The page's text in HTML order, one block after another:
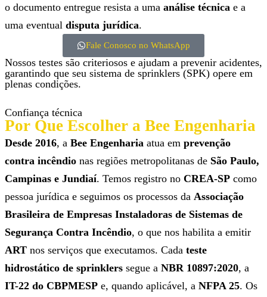
o documento entregue resista a uma análise técnica e a
uma eventual disputa jurídica.
Fale Conosco no WhatsApp
Nossos testes são criteriosos e ajudam a prevenir acidentes,
garantindo que seu sistema de sprinklers (SPK) opere em
plenas condições.
Confiança técnica
Por Que Escolher a Bee Engenharia
Desde 2016, a Bee Engenharia atua em prevenção
contra incêndio nas regiões metropolitanas de São Paulo,
Campinas e Jundiaí. Temos registro no CREA-SP como
pessoa jurídica e seguimos os processos da Associação
Brasileira de Empresas Instaladoras de Sistemas de
Segurança Contra Incêndio, o que nos habilita a emitir
ART nos serviços que executamos. Cada teste
hidrostático de sprinklers segue a NBR 10897:2020, a
IT-22 do CBPMESP e, quando aplicável, a NFPA 25. Os